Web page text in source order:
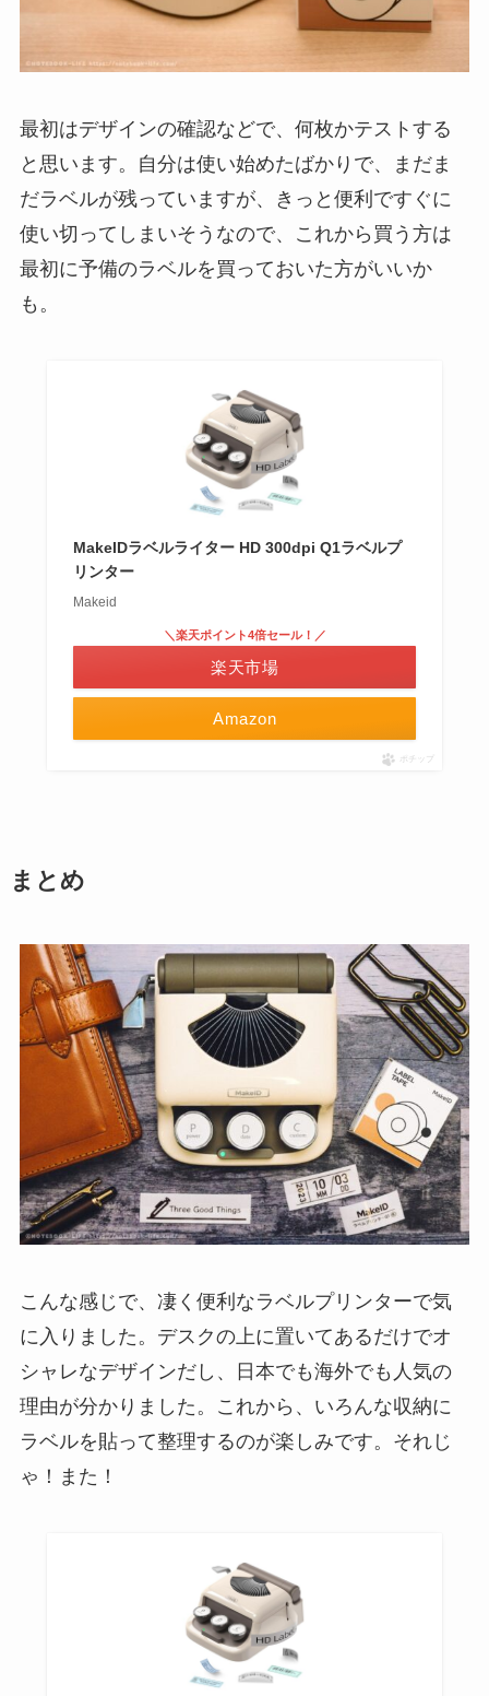
最初はデザインの確認などで、何枚かテストする
と思います。自分は使い始めたばかりで、まだま
だラベルが残っていますが、きっと便利ですぐに
使い切ってしまいそうなので、これから買う方は
最初に予備のラベルを買っておいた方がいいか
も。
MakeIDラベルライター HD 300dpi Q1ラベルプ
リンター
Makeid
Amazon
＼楽天ポイント4倍セール！／
楽天市場
ポチップ
まとめ
こんな感じで、凄く便利なラベルプリンターで気
に入りました。デスクの上に置いてあるだけでオ
シャレなデザインだし、日本でも海外でも人気の
理由が分かりました。これから、いろんな収納に
ラベルを貼って整理するのが楽しみです。それじ
ゃ！また！